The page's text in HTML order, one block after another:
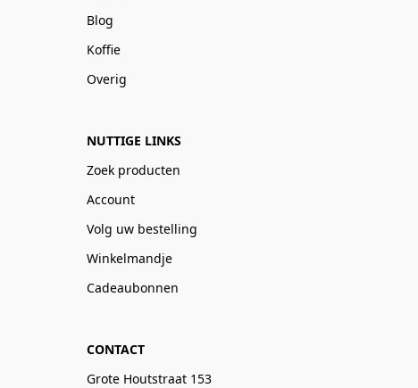
Blog
Koffie
Overig
NUTTIGE LINKS
Zoek producten
Account
Volg uw bestelling
Winkelmandje
Cadeaubonnen
CONTACT
Grote Houtstraat 153